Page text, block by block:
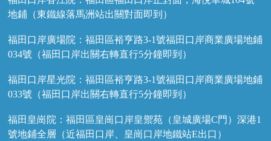
地鋪（東鐵線落馬洲站出關對面即到）
福田口岸廣場院：福田區裕亨路3-1號福田口岸商業廣場地鋪
034號（福田口岸出關右轉直行5分鐘即到）
福田口岸星光院：福田區裕亨路3-1號福田口岸商業廣場地鋪
033號（福田口岸出關右轉直行5分鐘即到）
福田皇崗院：福田區皇崗口岸皇禦苑（皇城廣場C門）深港1
號地鋪全層（近福田口岸、皇崗口岸地鐵站E出口）